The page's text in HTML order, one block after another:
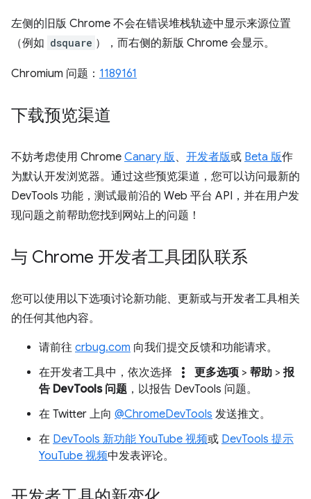
左侧的旧版 Chrome 不会在错误堆栈轨迹中显示来源位置
（例如 dsquare ），而右侧的新版 Chrome 会显示。
Chromium 问题： 1189161
下载预览渠道
不妨考虑使用 Chrome Canary 版 、 开发者版或 Beta 版作
为默认开发浏览器。通过这些预览渠道，您可以访问最新的
DevTools 功能，测试最前沿的 Web 平台 API，并在用户发
现问题之前帮助您找到网站上的问题！
与 Chrome 开发者工具团队联系
您可以使用以下选项讨论新功能、更新或与开发者工具相关
的任何其他内容。
请前往 crbug.com 向我们提交反馈和功能请求。
在开发者工具中，依次选择
more_vert 更多选项 > 帮助 > 报
告 DevTools 问题 ，以报告 DevTools 问题。
在 Twitter 上向 @ChromeDevTools 发送推文。
在 DevTools 新功能 YouTube 视频或 DevTools 提示
YouTube 视频中发表评论。